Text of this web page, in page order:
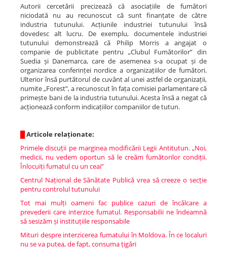
Autorii cercetării precizează că asociațiile de fumători
niciodată nu au recunoscut că sunt finanțate de către
industria tutunului. Acțiunile industriei tutunului însă
dovedesc alt lucru. De exemplu, documentele industriei
tutunului demonstrează că Philip Morris a angajat o
companie de publicitate pentru „Clubul Fumătorilor” din
Suedia și Danemarca, care de asemenea s-a ocupat și de
organizarea conferinței nordice a organizațiilor de fumători.
Ulterior însă purtătorul de cuvânt al unei astfel de organizații,
numite „Forest”, a recunoscut în fața comisiei parlamentare că
primește bani de la industria tutunului. Acesta însă a negat că
acționează conform indicațiilor companiilor de tutun.
Articole relaționate:
Primele discuții pe marginea modificării Legii Antitutun. „Noi,
medicii, nu vedem oportun să le creăm fumătorilor condiții.
Înlocuiți fumatul cu un ceai”
Centrul Național de Sănătate Publică vrea să creeze o secție
pentru controlul tutunului
Tot mai mulți oameni fac publice cazuri de încălcare a
prevederii care interzice fumatul. Responsabilii ne îndeamnă
să sesizăm și instituțiile responsabile
Mituri despre interzicerea fumatului în Moldova. În ce localuri
nu se va putea, de fapt, consuma țigări